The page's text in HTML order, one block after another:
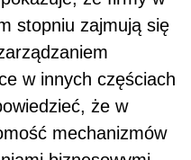
stopniu zajmują się
w innych częściach
że w
mechanizmów